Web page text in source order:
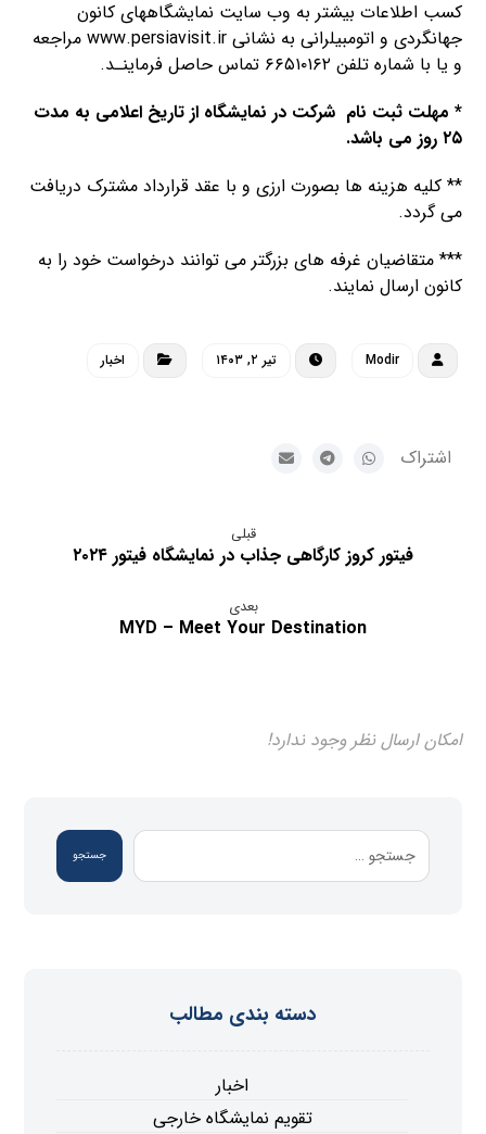
کسب اطلاعات بیشتر به وب سایت نمایشگاههای کانون
جهانگردی و اتومبیلرانی به نشانیwww.persiavisit.ir مراجعه
و یا با شماره تلفن ۶۶۵۱۰۱۶۲ تماس حاصل فرماینـد.
* مهلت ثبت نام شرکت در نمایشگاه از تاریخ اعلامی به مدت
۲۵ روز می باشد.
** کلیه هزینه ها بصورت ارزی و با عقد قرارداد مشترک دریافت
می گردد.
*** متقاضیان غرفه های بزرگتر می توانند درخواست خود را به
کانون ارسال نمایند.
Modir تیر ۲, ۱۴۰۳ اخبار
قبلی
فیتور کروز کارگاهی جذاب در نمایشگاه فیتور ۲۰۲۴
بعدی
MYD – Meet Your Destination
امکان ارسال نظر وجود ندارد!
جستجو
دسته بندی مطالب
اخبار
تقویم نمایشگاه خارجی